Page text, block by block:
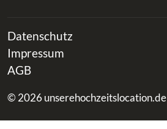
Datenschutz
Impressum
AGB
© 2026 unserehochzeitslocation.de